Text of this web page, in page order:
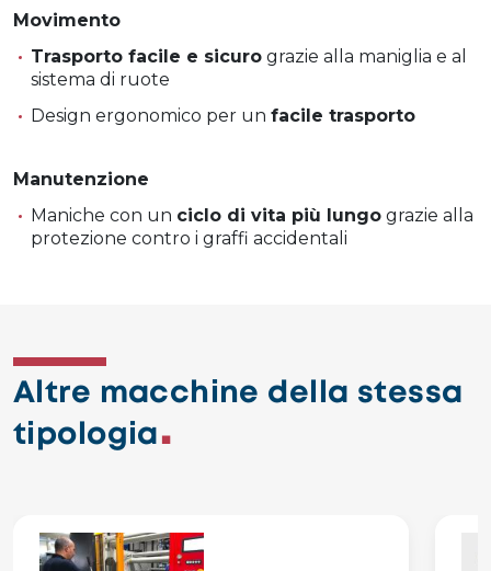
Movimento
Trasporto facile e sicuro grazie alla maniglia e al
sistema di ruote
Design ergonomico per un facile trasporto
Manutenzione
Maniche con un ciclo di vita più lungo grazie alla
protezione contro i graffi accidentali
Altre macchine della stessa
tipologia